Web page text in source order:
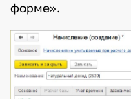
форме».